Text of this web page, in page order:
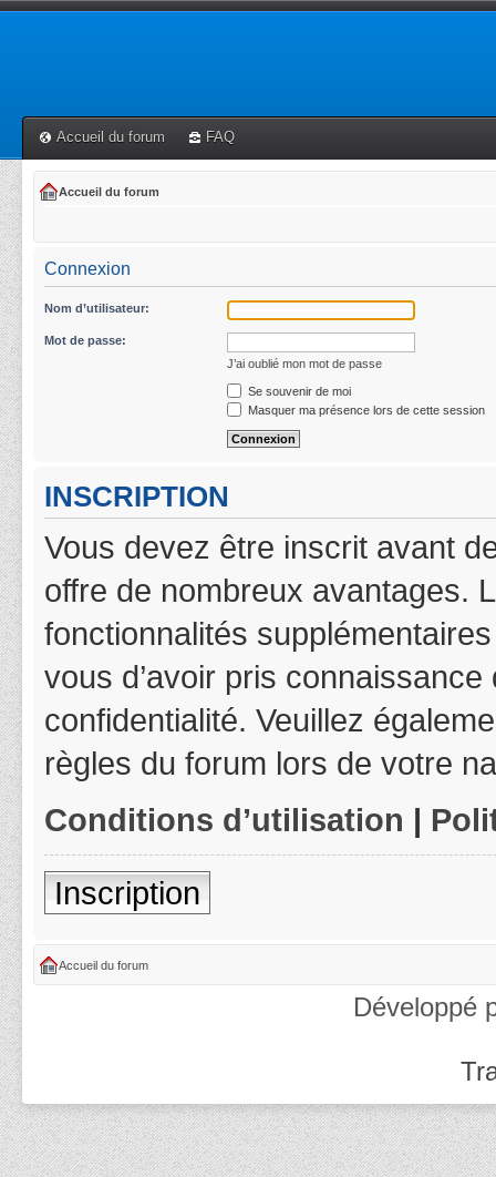
Accueil du forum FAQ
Accueil du forum
Connexion
Nom d’utilisateur:
Mot de passe:
J’ai oublié mon mot de passe
Se souvenir de moi
Masquer ma présence lors de cette session
INSCRIPTION
Vous devez être inscrit avant
offre de nombreux avantages.
fonctionnalités
vous d’avoir pris
confidentialité. Veuillez
règles du forum lors de votre
Conditions d’utilisation |
Inscription
Accueil du forum
Développé